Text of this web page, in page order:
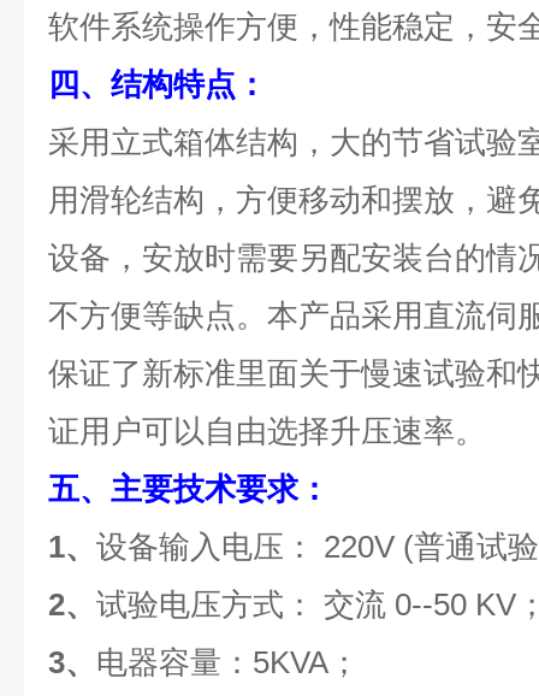
软件系统操作方便，性能稳定，安
四、结构特点：
采用立式箱体结构，大的节省试验
用滑轮结构，方便移动和摆放，避
设备，安放时需要另配安装台的情
不方便等缺点。本产品采用直流伺
保证了新标准里面关于慢速试验和
证用户可以自由选择升压速率。
五、主要技术要求：
1、 设备输入电压： 220V (普通试
2、 试验电压方式： 交流 0--50 KV
3、 电器容量：5KVA；